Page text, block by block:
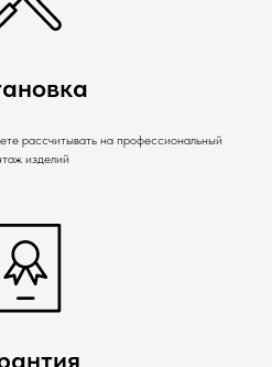
рассчитывать на профессиональный
изделий